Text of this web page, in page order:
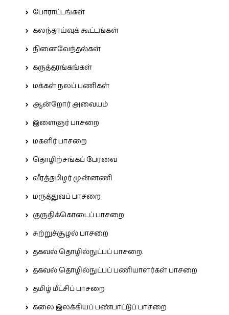
போராட்டங்கள்
கலந்தாய்வுக் கூட்டங்கள்
நினைவேந்தல்கள்
கருத்தரங்கங்கள்
மக்கள் நலப் பணிகள்
ஆன்றோர் அவையம்
இளைஞர் பாசறை
மகளிர் பாசறை
தொழிற்சங்கப் பேரவை
வீரத்தமிழர் முன்னணி
மருத்துவப் பாசறை
குருதிக்கொடைப் பாசறை
சுற்றுச்சூழல் பாசறை
தகவல் தொழில்நுட்பப் பாசறை.
தகவல் தொழில்நுட்பப் பணியாளர்கள் பாசறை
தமிழ் மீட்சிப் பாசறை
கலை இலக்கியப் பண்பாட்டுப் பாசறை